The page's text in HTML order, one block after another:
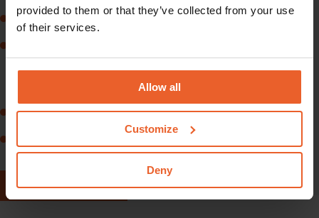
provided to them or that they’ve collected from your use
of their services.
Allow all
Customize
Deny
Spoedeisende tandhulp tot maximaal € 200 per jaar.
De eigen bijdrage voor medicijnen.
De kosten voor terugkeer naar je land van herkomst als dit
medisch noodzakelijk is of bij overlijden.
Kies voor Compact